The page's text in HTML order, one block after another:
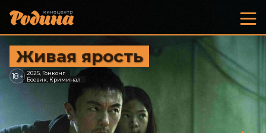
Живая ярость
18 + 2025, Гонконг
Боевик, Криминал